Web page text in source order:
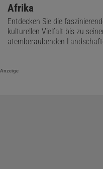
Afrika
Entdecken Sie die
kulturellen Vielfalt bis zu
atemberaubenden
Anzeige